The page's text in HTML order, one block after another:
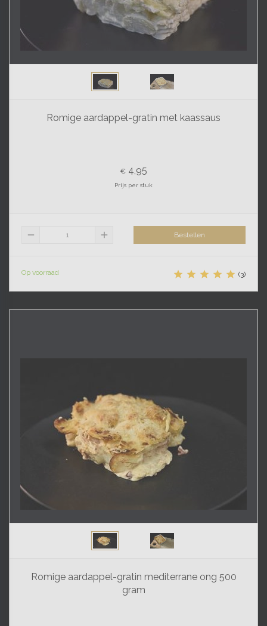
Romige aardappel-gratin met kaassaus
€ 4,95
Prijs per stuk
remove add Bestellen
Op voorraad      (3)
Romige aardappel-gratin mediterrane ong 500
gram